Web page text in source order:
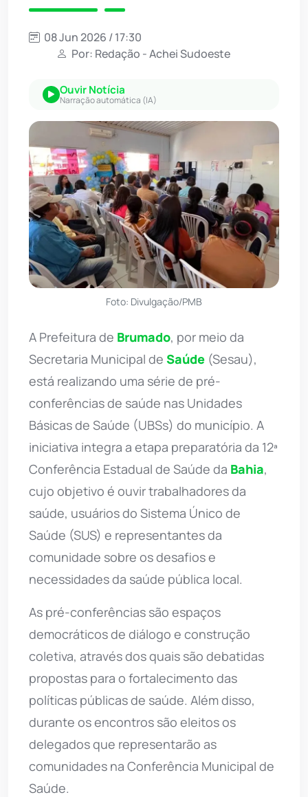
08 Jun 2026 / 17:30
Por: Redação - Achei Sudoeste
Ouvir Notícia
Narração automática (IA)
Foto: Divulgação/PMB
A Prefeitura de Brumado, por meio da
Secretaria Municipal de Saúde (Sesau),
está realizando uma série de pré-
conferências de saúde nas Unidades
Básicas de Saúde (UBSs) do município. A
iniciativa integra a etapa preparatória da 12ª
Conferência Estadual de Saúde da Bahia,
cujo objetivo é ouvir trabalhadores da
saúde, usuários do Sistema Único de
Saúde (SUS) e representantes da
comunidade sobre os desafios e
necessidades da saúde pública local.
As pré-conferências são espaços
democráticos de diálogo e construção
coletiva, através dos quais são debatidas
propostas para o fortalecimento das
políticas públicas de saúde. Além disso,
durante os encontros são eleitos os
delegados que representarão as
comunidades na Conferência Municipal de
Saúde.